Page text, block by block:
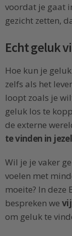
voordat je gaat
gezicht zetten,
Echt geluk
Hoe kun je
zelfs als het
loopt zoals je
geluk los te
de externe
te vinden in
Wil je je vaker
voelen met
moeite? In deze
bespreken we
om geluk te